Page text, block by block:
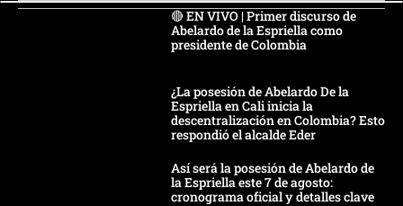
🔴 EN VIVO | Primer discurso de
Abelardo de la Espriella como
presidente de Colombia
¿La posesión de Abelardo De la
Espriella en Cali inicia la
descentralización en Colombia? Esto
respondió el alcalde Eder
Así será la posesión de Abelardo de
la Espriella este 7 de agosto:
cronograma oficial y detalles clave